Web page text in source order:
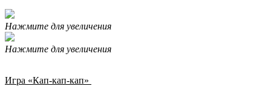
Нажмите для увеличения
Нажмите для увеличения
Игра «Кап-кап-кап»